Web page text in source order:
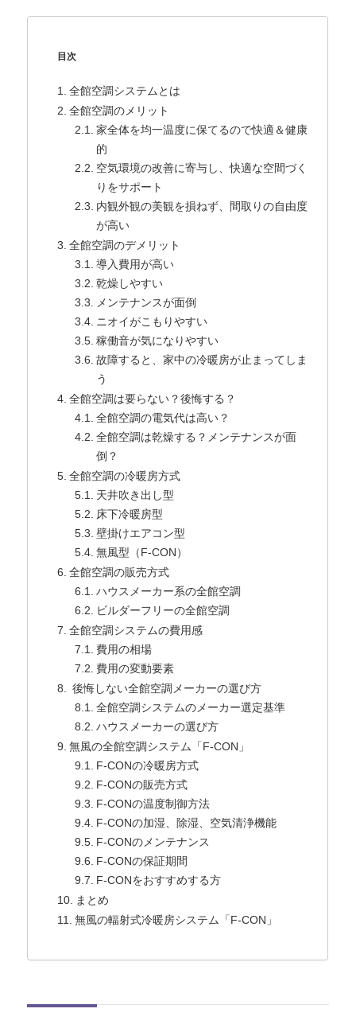
目次
全館空調システムとは
全館空調のメリット
家全体を均一温度に保てるので快適＆健康
的
空気環境の改善に寄与し、快適な空間づく
りをサポート
内観外観の美観を損ねず、間取りの自由度
が高い
全館空調のデメリット
導入費用が高い
乾燥しやすい
メンテナンスが面倒
ニオイがこもりやすい
稼働音が気になりやすい
故障すると、家中の冷暖房が止まってしま
う
全館空調は要らない？後悔する？
全館空調の電気代は高い？
全館空調は乾燥する？メンテナンスが面
倒？
全館空調の冷暖房方式
天井吹き出し型
床下冷暖房型
壁掛けエアコン型
無風型（F-CON）
全館空調の販売方式
ハウスメーカー系の全館空調
ビルダーフリーの全館空調
全館空調システムの費用感
費用の相場
費用の変動要素
後悔しない全館空調メーカーの選び方
全館空調システムのメーカー選定基準
ハウスメーカーの選び方
無風の全館空調システム「F-CON」
F-CONの冷暖房方式
F-CONの販売方式
F-CONの温度制御方法
F-CONの加湿、除湿、空気清浄機能
F-CONのメンテナンス
F-CONの保証期間
F-CONをおすすめする方
まとめ
無風の輻射式冷暖房システム「F-CON」